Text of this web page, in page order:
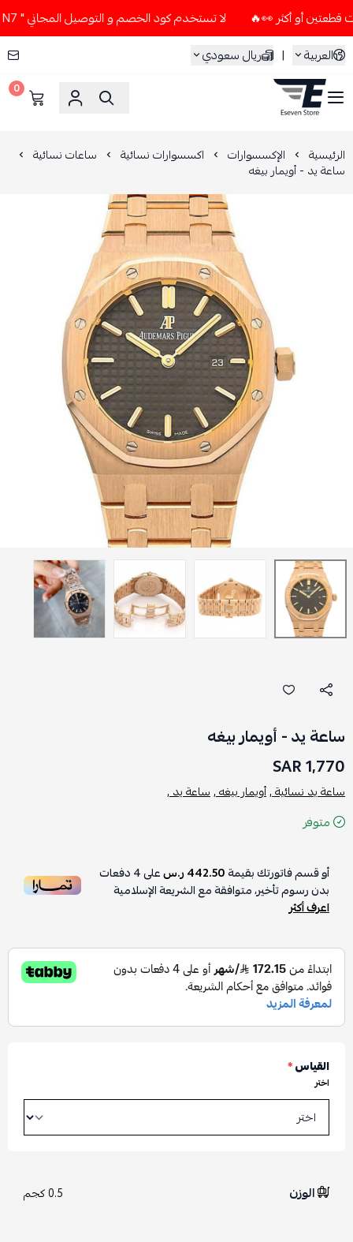
لا تستخدم كود الخصم و التوصيل المجاني " N7 " إلا إذا طلبت قطعتين أو أكثر 👀🔥
العربية
| ريال سعودي
ESEVEN STORE
0
الرئيسية الإكسسوارات اكسسوارات نسائية ساعات نسائية
ساعة يد - أويمار بيغه
ساعة يد - أويمار بيغه
1,770 SAR
ساعة يد نسائية ,أويمار بيغه ,ساعة يد ,
متوفر
أو قسم فاتورتك بقيمة442.50 ر.س على4دفعات
بدون رسوم تأخير، متوافقة مع الشريعة الإسلامية
اعرف أكثر
القياس*
اختر
الوزن 0.5 كجم